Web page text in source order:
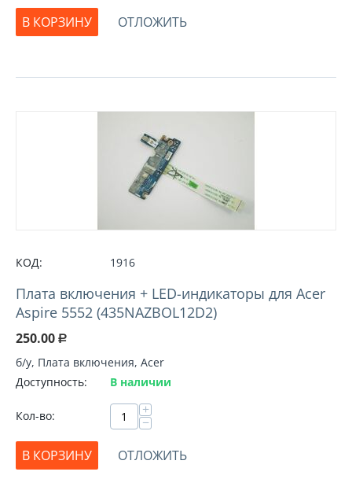
В КОРЗИНУ
ОТЛОЖИТЬ
КОД: 1916
Плата включения + LED-индикаторы для Acer
Aspire 5552 (435NAZBOL12D2)
250.00 Р
б/у, Плата включения, Acer
Доступность:
В наличии
Кол-во: +
−
В КОРЗИНУ
ОТЛОЖИТЬ